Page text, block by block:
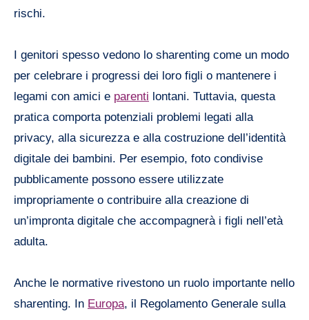
rischi.
I genitori spesso vedono lo sharenting come un modo
per celebrare i progressi dei loro figli o mantenere i
legami con amici e parenti lontani. Tuttavia, questa
pratica comporta potenziali problemi legati alla
privacy, alla sicurezza e alla costruzione dell’identità
digitale dei bambini. Per esempio, foto condivise
pubblicamente possono essere utilizzate
impropriamente o contribuire alla creazione di
un’impronta digitale che accompagnerà i figli nell’età
adulta.
Anche le normative rivestono un ruolo importante nello
sharenting. In Europa, il Regolamento Generale sulla